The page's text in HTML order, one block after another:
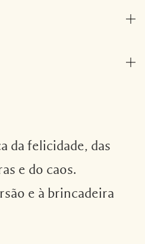
da felicidade, das
e do caos.
e à brincadeira